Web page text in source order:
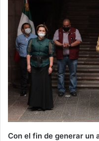
Con el fin de generar un